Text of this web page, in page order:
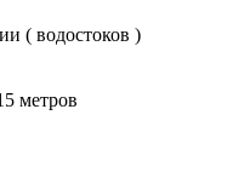
( водостоков )
метров